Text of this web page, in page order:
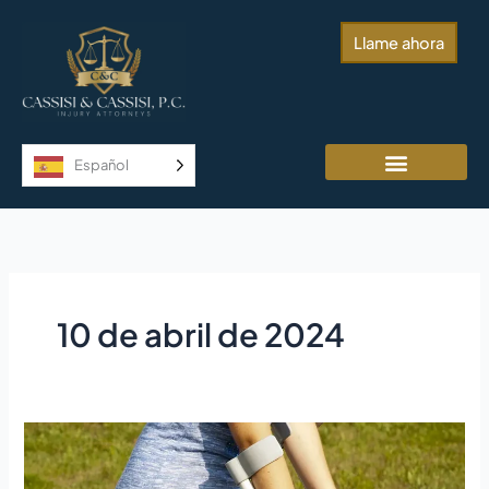
contenido
Llame ahora
Español
10 de abril de 2024
Lesiones
por